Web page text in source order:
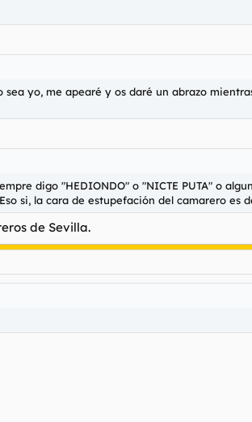
yo, me apearé y os daré un abrazo
digo "HEDIONDO" o "NICTE PUTA" o
si, la cara de estupefación del camarero es
de Sevilla.